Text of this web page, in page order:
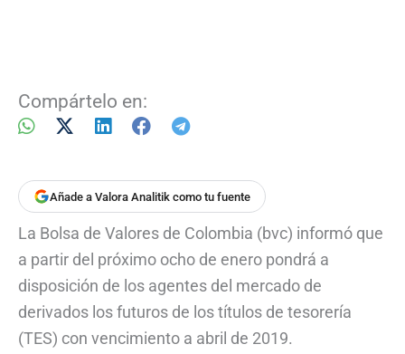
Compártelo en:
Añade a Valora Analitik como tu fuente
La Bolsa de Valores de Colombia (bvc) informó que
a partir del próximo ocho de enero pondrá a
disposición de los agentes del mercado de
derivados los futuros de los títulos de tesorería
(TES) con vencimiento a abril de 2019.